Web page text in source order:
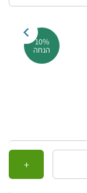
10%
הנחה